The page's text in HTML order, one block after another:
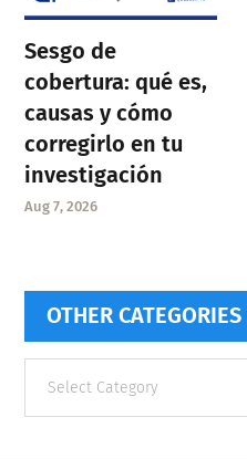
Sesgo de
cobertura: qué es,
causas y cómo
corregirlo en tu
investigación
Aug 7, 2026
OTHER CATEGORIES
categories